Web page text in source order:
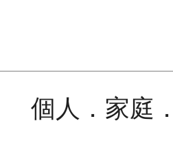
個人．家庭